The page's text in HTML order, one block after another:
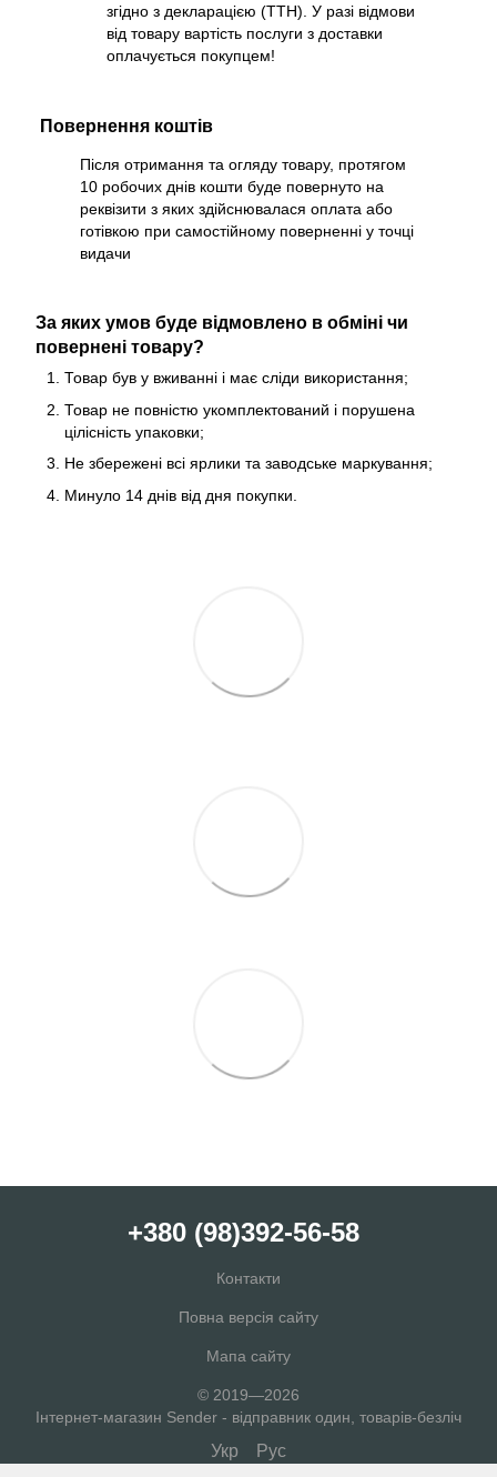
згідно з декларацією (ТТН). У разі відмови
від товару вартість послуги з доставки
оплачується покупцем!
Повернення коштів
Після отримання та огляду товару, протягом
10 робочих днів кошти буде повернуто на
реквізити з яких здійснювалася оплата або
готівкою при самостійному поверненні у точці
видачи
За яких умов буде відмовлено в обміні чи
повернені товару?
Товар був у вживанні і має сліди використання;
Товар не повністю укомплектований і порушена
цілісність упаковки;
Не збережені всі ярлики та заводське маркування;
Минуло 14 днів від дня покупки.
+380 (98)392-56-58
Контакти
Повна версія сайту
Мапа сайту
© 2019—2026
Інтернет-магазин Sender - відправник один, товарів-безліч
Укр Рус